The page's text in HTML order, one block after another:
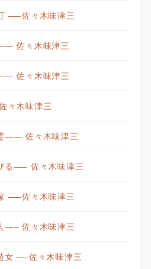
—–佐々木味津三
佐々木味津三
佐々木味津三
々木味津三
—— 佐々木味津三
る—– 佐々木味津三
—–佐々木味津三
—– 佐々木味津三
女 —-佐々木味津三